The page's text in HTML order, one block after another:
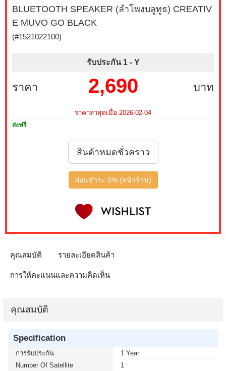
BLUETOOTH SPEAKER (ลำโพงบลูทูธ) CREATIV
E MUVO GO BLACK
(#1521022100)
รับประกัน 1 - Y
ราคา บาท
2,690
ราคาล่าสุดเมื่อ 2026-02-04
ส่งฟรี
สินค้าหมดชั่วคราว
ผ่อนชำระ 0% (หน้าร้าน)
คุณสมบัติ รายละเอียดสินค้า
การให้คะแนนและความคิดเห็น
คุณสมบัติ
Specification
การรับประกัน
1 Year
Number Of Satellite
1